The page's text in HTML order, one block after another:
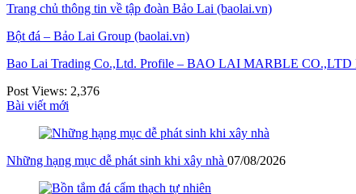
Trang chủ thông tin về tập đoàn Bảo Lai (baolai.vn)
Bột đá – Bảo Lai Group (baolai.vn)
Bao Lai Trading Co.,Ltd. Profile – BAO LAI MARBLE CO.,LTD
Post Views: 2,376
Bài viết mới
Những hạng mục dễ phát sinh khi xây nhà 07/08/2026